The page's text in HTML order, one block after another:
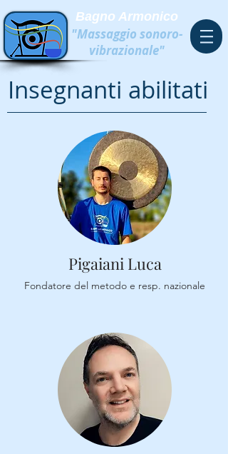
Bagno Armonico
"Massaggio sonoro-
vibrazionale"
Insegnanti abilitati
Pigaiani Luca
Fondatore del metodo e resp. nazionale